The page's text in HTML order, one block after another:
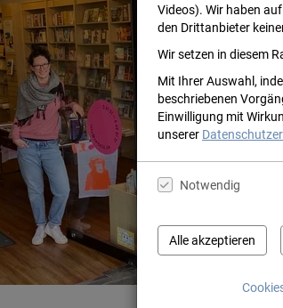
Videos). Wir haben
den Drittanbieter
Wir setzen in diesem
Mit Ihrer Auswahl,
beschriebenen
Einwilligung mit
unserer
Notwendig
Alle akzeptieren